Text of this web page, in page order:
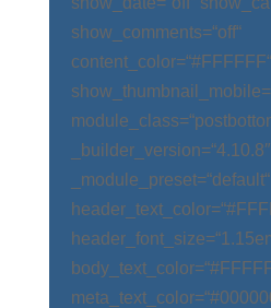
show_comments=“off“
content_color=“#FFFFFF“
_builder_version=“4.10.8″
_module_preset=“default“